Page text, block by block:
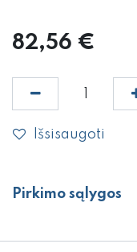
82,56 €
Išsisaugoti
Pirkimo sąlygos